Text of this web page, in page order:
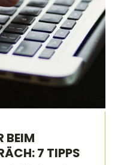
BEIM
7 TIPPS